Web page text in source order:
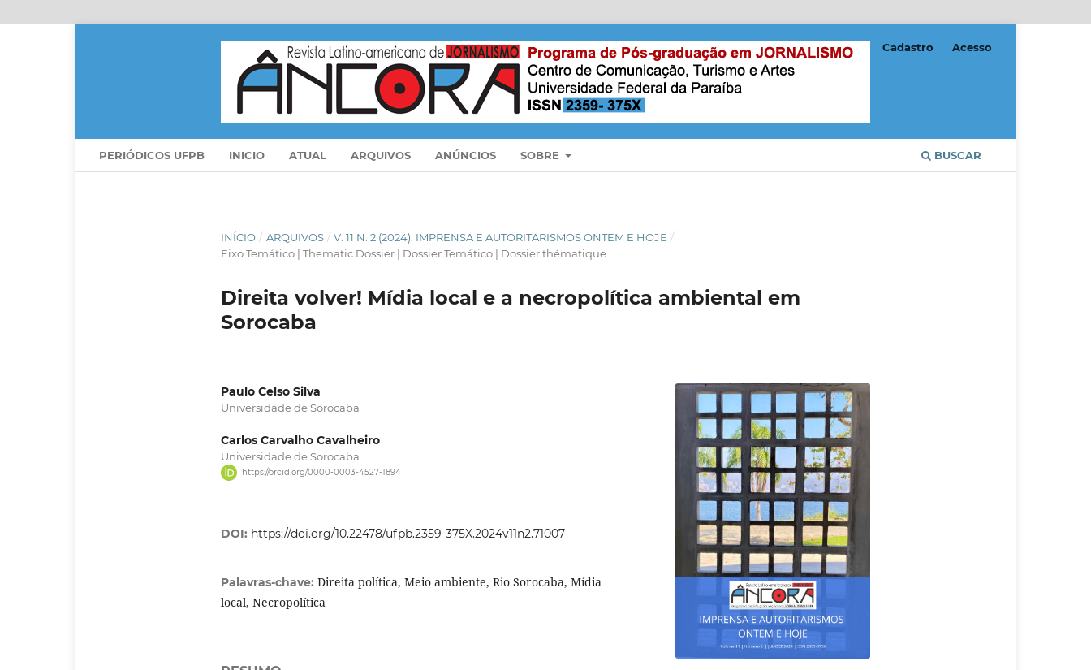
PERIÓDICOS UFPB INICIO ATUAL ARQUIVOS ANÚNCIOS SOBRE BUSCAR
Cadastro Acesso
INÍCIO / ARQUIVOS / V. 11 N. 2 (2024): IMPRENSA E AUTORITARISMOS ONTEM E HOJE /
Eixo Temático | Thematic Dossier | Dossier Temático | Dossier thématique
Direita volver! Mídia local e a necropolítica ambiental em
Sorocaba
Paulo Celso Silva
Universidade de Sorocaba
Carlos Carvalho Cavalheiro
Universidade de Sorocaba
https://orcid.org/0000-0003-4527-1894
DOI: https://doi.org/10.22478/ufpb.2359-375X.2024v11n2.71007
Palavras-chave: Direita política, Meio ambiente, Rio Sorocaba, Mídia
local, Necropolítica